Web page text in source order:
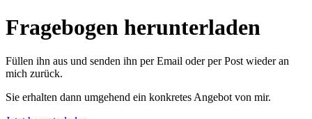
Fragebogen herunter­laden
Füllen ihn aus und senden ihn per Email oder per Post wieder an
mich zurück.
Sie erhalten dann umgehend ein konkretes Angebot von mir.